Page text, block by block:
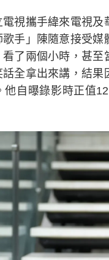
電視攜手緯來電視
手」陳隨意接受
了兩個小時，甚
全拿出來講，結
他自曝錄影時正值